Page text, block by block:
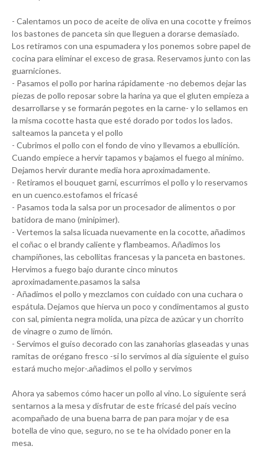
- Calentamos un poco de aceite de oliva en una cocotte y freímos
los bastones de panceta sin que lleguen a dorarse demasiado.
Los retiramos con una espumadera y los ponemos sobre papel de
cocina para eliminar el exceso de grasa. Reservamos junto con las
guarniciones.
- Pasamos el pollo por harina rápidamente -no debemos dejar las
piezas de pollo reposar sobre la harina ya que el gluten empieza a
desarrollarse y se formarán pegotes en la carne- y lo sellamos en
la misma cocotte hasta que esté dorado por todos los lados.
salteamos la panceta y el pollo
- Cubrimos el pollo con el fondo de vino y llevamos a ebullición.
Cuando empiece a hervir tapamos y bajamos el fuego al mínimo.
Dejamos hervir durante media hora aproximadamente.
- Retiramos el bouquet garni, escurrimos el pollo y lo reservamos
en un cuenco.estofamos el fricasé
- Pasamos toda la salsa por un procesador de alimentos o por
batidora de mano (minipimer).
- Vertemos la salsa licuada nuevamente en la cocotte, añadimos
el coñac o el brandy caliente y flambeamos. Añadimos los
champiñones, las cebollitas francesas y la panceta en bastones.
Hervimos a fuego bajo durante cinco minutos
aproximadamente.pasamos la salsa
- Añadimos el pollo y mezclamos con cuidado con una cuchara o
espátula. Dejamos que hierva un poco y condimentamos al gusto
con sal, pimienta negra molida, una pizca de azúcar y un chorrito
de vinagre o zumo de limón.
- Servimos el guiso decorado con las zanahorias glaseadas y unas
ramitas de orégano fresco -si lo servimos al día siguiente el guiso
estará mucho mejor-.añadimos el pollo y servimos
Ahora ya sabemos cómo hacer un pollo al vino. Lo siguiente será
sentarnos a la mesa y disfrutar de este fricasé del país vecino
acompañado de una buena barra de pan para mojar y de esa
botella de vino que, seguro, no se te ha olvidado poner en la
mesa.